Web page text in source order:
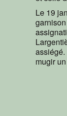
Le 19
mugir